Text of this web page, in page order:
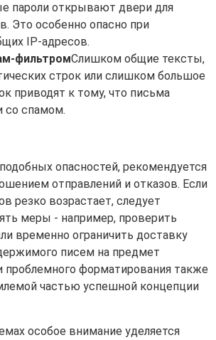
пароли открывают двери для
Это особенно опасно при
IP-адресов.
фильтромСлишком общие тексты,
строк или слишком большое
приводят к тому, что письма
со спамом.
опасностей, рекомендуется
отправлений и отказов. Если
резко возрастает, следует
меры - например, проверить
временно ограничить доставку
писем на предмет
проблемного форматирования также
частью успешной концепции
особое внимание уделяется